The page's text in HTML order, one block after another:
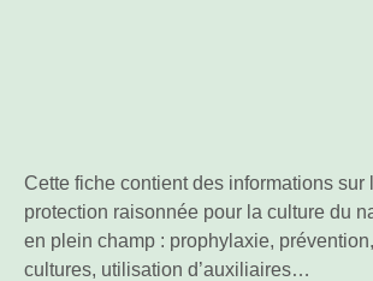
Cette fiche contient des informations sur
protection raisonnée pour la culture du
en plein champ : prophylaxie,
cultures, utilisation d’auxiliaires…